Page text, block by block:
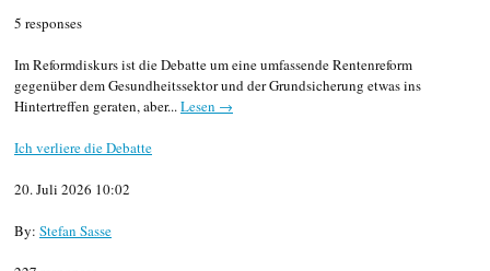
5 responses
Im Reformdiskurs ist die Debatte um eine umfassende Rentenreform
gegenüber dem Gesundheitssektor und der Grundsicherung etwas ins
Hintertreffen geraten, aber... Lesen →
Ich verliere die Debatte
20. Juli 2026 10:02
By: Stefan Sasse